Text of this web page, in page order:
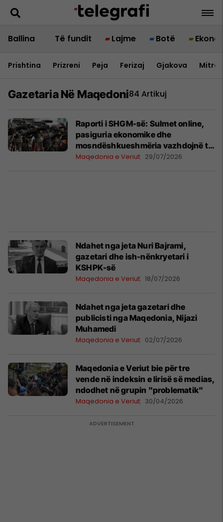
Ballina Të fundit Lajme Botë
Prishtina Prizreni Peja Ferizaj Gjakova
Gazetaria Në Maqedoni84 Artikuj
Raporti i SHGM-së: Sulmet online,
pasiguria ekonomike dhe
mosndëshkueshmëria vazhdojnë të
jenë kërcënim për gazetarët
Maqedonia e Veriut 29/07/2026
Ndahet nga jeta Nuri Bajrami,
gazetari dhe ish-nënkryetari i
KSHPK-së
Maqedonia e Veriut 18/07/2026
Ndahet nga jeta gazetari dhe
publicisti nga Maqedonia, Nijazi
Muhamedi
Maqedonia e Veriut 02/07/2026
Maqedonia e Veriut bie për tre
vende në indeksin e lirisë së medias,
ndodhet në grupin "problematik"
Maqedonia e Veriut 30/04/2026